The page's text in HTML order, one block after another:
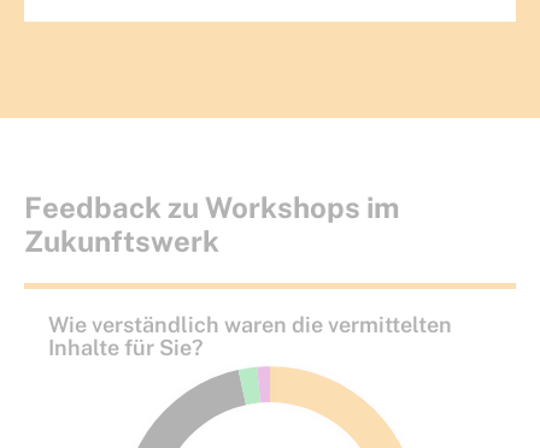
Feedback zu Workshops im
Zukunftswerk
Wie verständlich waren die vermittelten
Inhalte für Sie?